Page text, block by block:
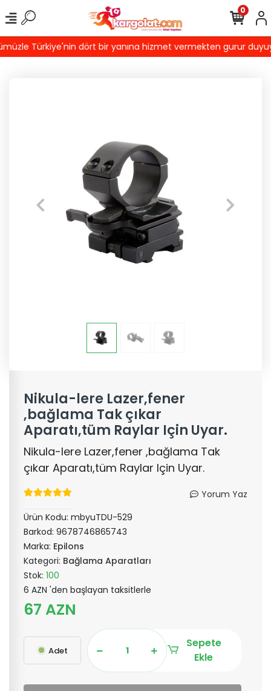
Türkiye'nin dört bir yanına hizmet vermekten gurur
0
Nikula-lere Lazer,fener
,bağlama Tak çıkar
Aparatı,tüm Raylar Için Uyar.
Nikula-lere Lazer,fener ,bağlama Tak
çıkar Aparatı,tüm Raylar Için Uyar.
Yorum Yaz
Ürün Kodu: mbyuTDU-529
Barkod: 9678746865743
Marka: Epilons
Kategori: Bağlama Aparatları
Stok: 100
6 AZN 'den başlayan taksitlerle
67 AZN
Adet
Sepete
Ekle